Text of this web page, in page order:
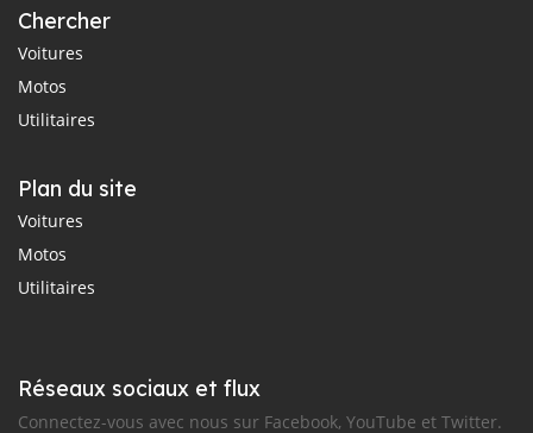
Chercher
Voitures
Motos
Utilitaires
Plan du site
Voitures
Motos
Utilitaires
Réseaux sociaux et flux
Connectez-vous avec nous sur Facebook, YouTube et Twitter.